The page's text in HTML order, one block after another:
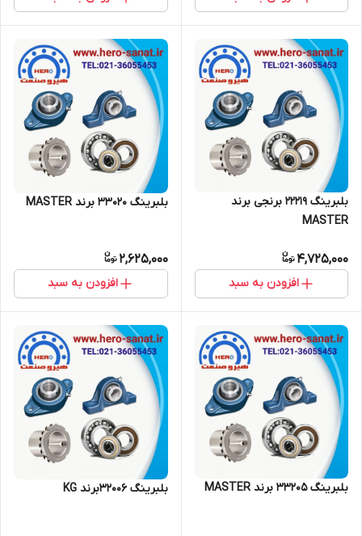
بلبرینگ 22219 برنجی برند
MASTER
4,725,000
افزودن به سبد
بلبرینگ 33020 برند MASTER
2,625,000
افزودن به سبد
بلبرینگ 33205 برند MASTER بلبرینگ 32006برند KG